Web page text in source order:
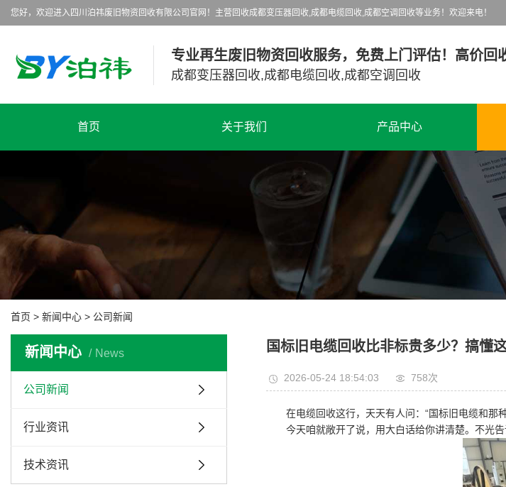
您好，欢迎进入四川泊祎废旧物资回收有限公司官网！主营回收成都变压器回收,成都电缆回收,成都空调回收等业务！欢迎来电！
专业再生废旧物资回收服务，免费上门评估！高价回
成都变压器回收,成都电缆回收,成都空调回收
首页 关于我们 产品中心
首页 > 新闻中心 > 公司新闻
新闻中心 News
公司新闻
行业资讯
技术资讯
国标旧电缆回收比非标贵多少？搞懂
2026-05-24 18:54:03 758次
在电缆回收这行，天天有人问：“国标旧电缆和那
今天咱就敞开了说，用大白话给你讲清楚。不光